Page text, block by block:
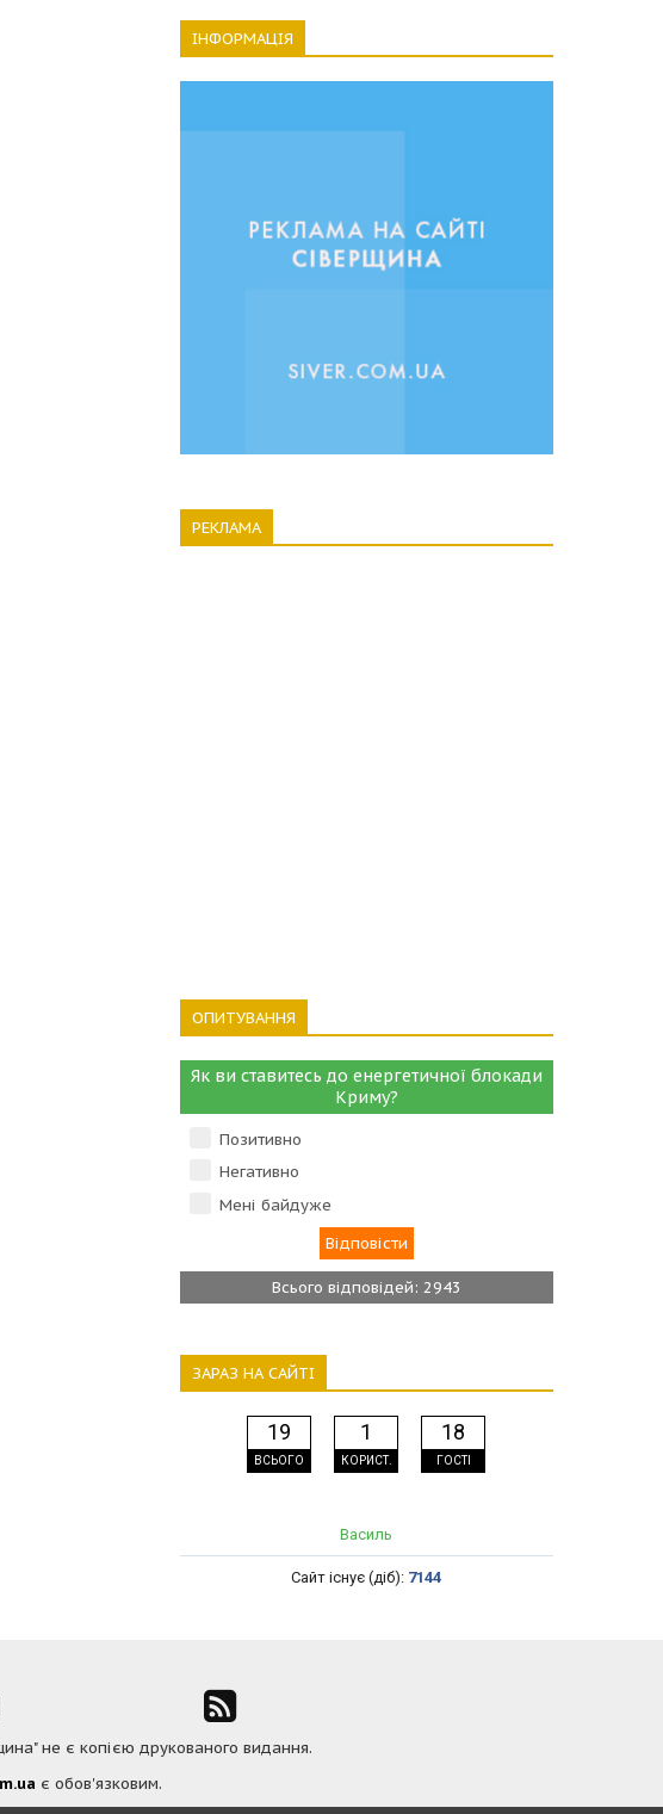
ІНФОРМАЦІЯ
РЕКЛАМА
ОПИТУВАННЯ
Як ви ставитесь до енергетичної блокади
Криму?
Позитивно
Негативно
Мені байдуже
Всього відповідей: 2943
ЗАРАЗ НА САЙТІ
19
ВСЬОГО
1
КОРИСТ.
18
ГОСТІ
Василь
Сайт існує (діб): 7144
не є копією друкованого видання.
є обов'язковим.